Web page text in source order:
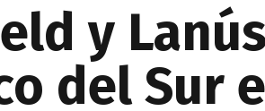
y
del Sur